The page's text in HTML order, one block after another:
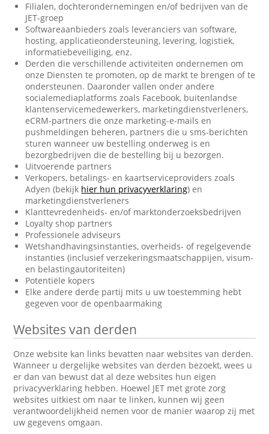
Filialen, dochterondernemingen en/of bedrijven van de
JET-groep
Softwareaanbieders zoals leveranciers van software,
hosting, applicatieondersteuning, levering, logistiek,
informatiebeveiliging, enz.
Derden die verschillende activiteiten ondernemen om
onze Diensten te promoten, op de markt te brengen of te
ondersteunen. Daaronder vallen onder andere
socialemediaplatforms zoals Facebook, buitenlandse
klantenservicemedewerkers, marketingdienstverleners,
eCRM-partners die onze marketing-e-mails en
pushmeldingen beheren, partners die u sms-berichten
sturen wanneer uw bestelling onderweg is en
bezorgbedrijven die de bestelling bij u bezorgen.
Uitvoerende partners
Verkopers, betalings- en kaartserviceproviders zoals
Adyen (bekijk hier hun privacyverklaring) en
marketingdienstverleners
Klanttevredenheids- en/of marktonderzoeksbedrijven
Loyalty shop partners
Professionele adviseurs
Wetshandhavingsinstanties, overheids- of regelgevende
instanties (inclusief verzekeringsmaatschappijen, visum-
en belastingautoriteiten)
Potentiële kopers
Elke andere derde partij mits u uw toestemming hebt
gegeven voor de openbaarmaking
Websites van derden
Onze website kan links bevatten naar websites van derden.
Wanneer u dergelijke websites van derden bezoekt, wees u
er dan van bewust dat al deze websites hun eigen
privacyverklaring hebben. Hoewel JET met grote zorg
websites uitkiest om naar te linken, kunnen wij geen
verantwoordelijkheid nemen voor de manier waarop zij met
uw gegevens omgaan.